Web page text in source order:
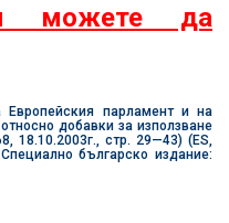
можете да
парламент и на
добавки за използване
18.10.2003г., стр. 29—43) (ES,
българско издание: